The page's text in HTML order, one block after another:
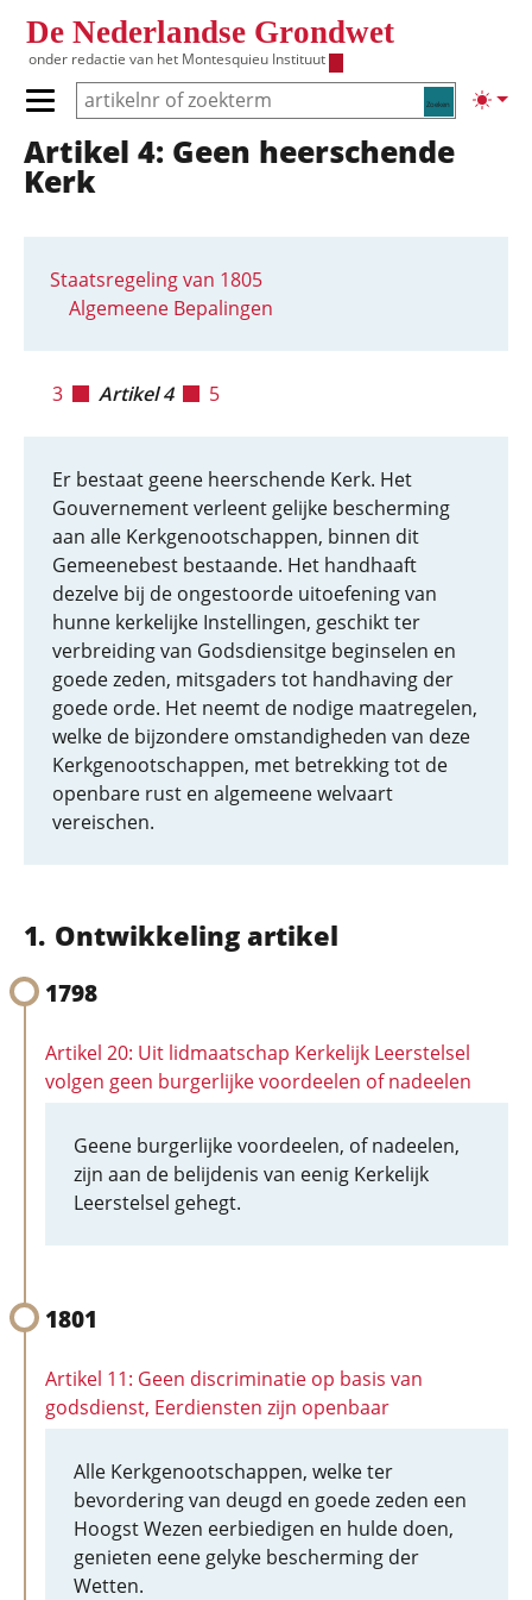
De Nederlandse Grondwet
onder redactie van het Montesquieu Instituut
Zoeken
Primair menu tonen/verbergen
Hoofdnavigatie
Artikel 4: Geen heerschende
Kerk
Staatsregeling van 1805
Algemeene Bepalingen
3 Artikel 4 5
Er bestaat geene heerschende Kerk. Het
Gouvernement verleent gelijke bescherming
aan alle Kerkgenootschappen, binnen dit
Gemeenebest bestaande. Het handhaaft
dezelve bij de ongestoorde uitoefening van
hunne kerkelijke Instellingen, geschikt ter
verbreiding van Godsdiensitge beginselen en
goede zeden, mitsgaders tot handhaving der
goede orde. Het neemt de nodige maatregelen,
welke de bijzondere omstandigheden van deze
Kerkgenootschappen, met betrekking tot de
openbare rust en algemeene welvaart
vereischen.
Ontwikkeling artikel
1798
Artikel 20: Uit lidmaatschap Kerkelijk Leerstelsel
volgen geen burgerlijke voordeelen of nadeelen
Geene burgerlijke voordeelen, of nadeelen,
zijn aan de belijdenis van eenig Kerkelijk
Leerstelsel gehegt.
1801
Artikel 11: Geen discriminatie op basis van
godsdienst, Eerdiensten zijn openbaar
Alle Kerkgenootschappen, welke ter
bevordering van deugd en goede zeden een
Hoogst Wezen eerbiedigen en hulde doen,
genieten eene gelyke bescherming der
Wetten.